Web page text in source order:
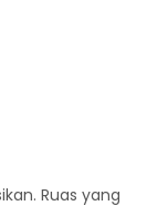
Ruas yang